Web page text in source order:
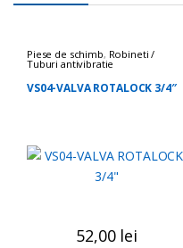
Piese de schimb, Robineti /
Tuburi antivibratie
VS04-VALVA ROTALOCK 3/4″
52,00 lei